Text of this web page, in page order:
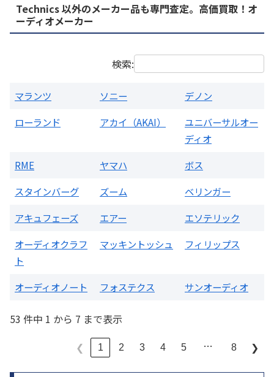
PMA-1500AE プリメインアンプ
買取価格：お問合せください
Technics 以外のメーカー品も専門査定。高価買取！オ
ーディオメーカー
検索:
マランツ ソニー
デノン
ローランド
アカイ（AKAI）
ユニバーサルオー
ディオ
RME
ヤマハ
ボス
スタインバーグ
ズーム
ベリンガー
アキュフェーズ
エアー
エソテリック
オーディオクラフ
ト
マッキントッシュ フィリップス
オーディオノート フォステクス サンオーディオ
53 件中 1 から 7 まで表示
❮ 1 2 3 4 5 … 8 ❯